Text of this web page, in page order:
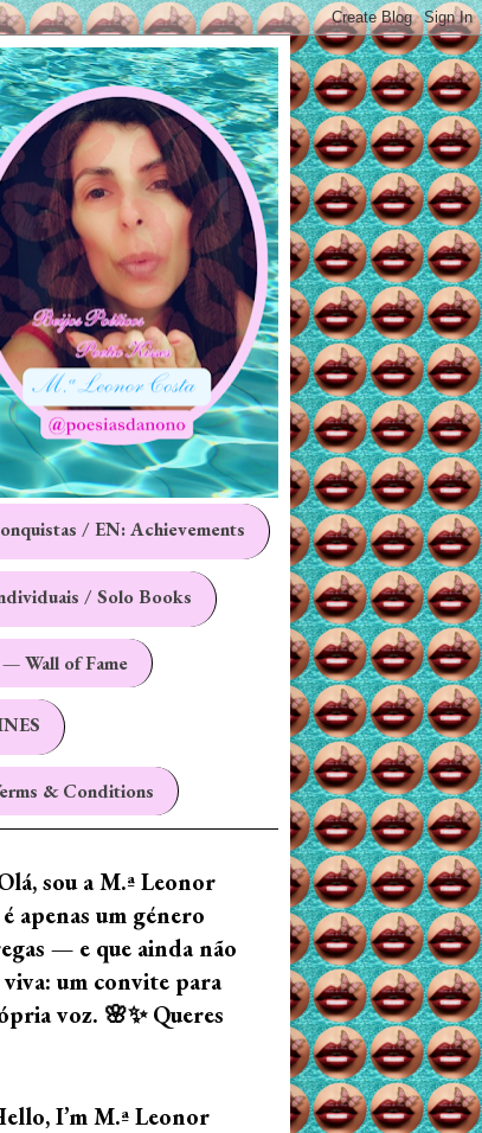
/ EN: Achievements
/ Solo Books
Wall of Fame
& Conditions
sou a M.ª Leonor
apenas um género
— e que ainda não
um convite para
voz. 🌸✨ Queres
I’m M.ª Leonor